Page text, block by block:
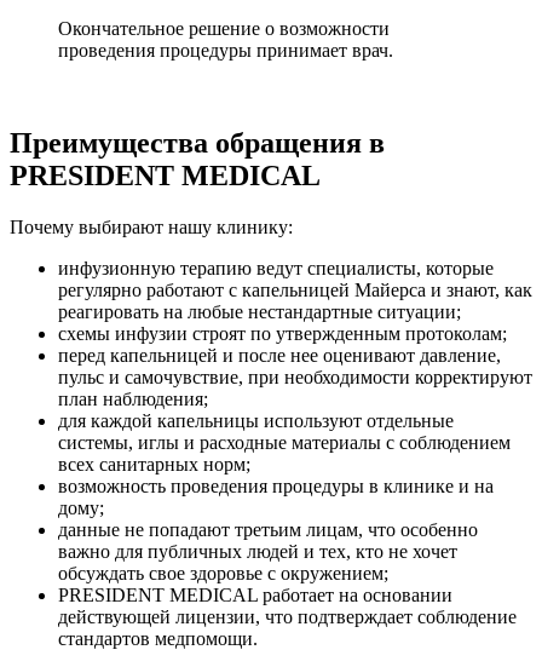
Окончательное решение о возможности
проведения процедуры принимает врач.
Преимущества обращения в
PRESIDENT MEDICAL
Почему выбирают нашу клинику:
инфузионную терапию ведут специалисты, которые
регулярно работают с капельницей Майерса и знают, как
реагировать на любые нестандартные ситуации;
схемы инфузии строят по утвержденным протоколам;
перед капельницей и после нее оценивают давление,
пульс и самочувствие, при необходимости корректируют
план наблюдения;
для каждой капельницы используют отдельные
системы, иглы и расходные материалы с соблюдением
всех санитарных норм;
возможность проведения процедуры в клинике и на
дому;
данные не попадают третьим лицам, что особенно
важно для публичных людей и тех, кто не хочет
обсуждать свое здоровье с окружением;
PRESIDENT MEDICAL работает на основании
действующей лицензии, что подтверждает соблюдение
стандартов медпомощи.